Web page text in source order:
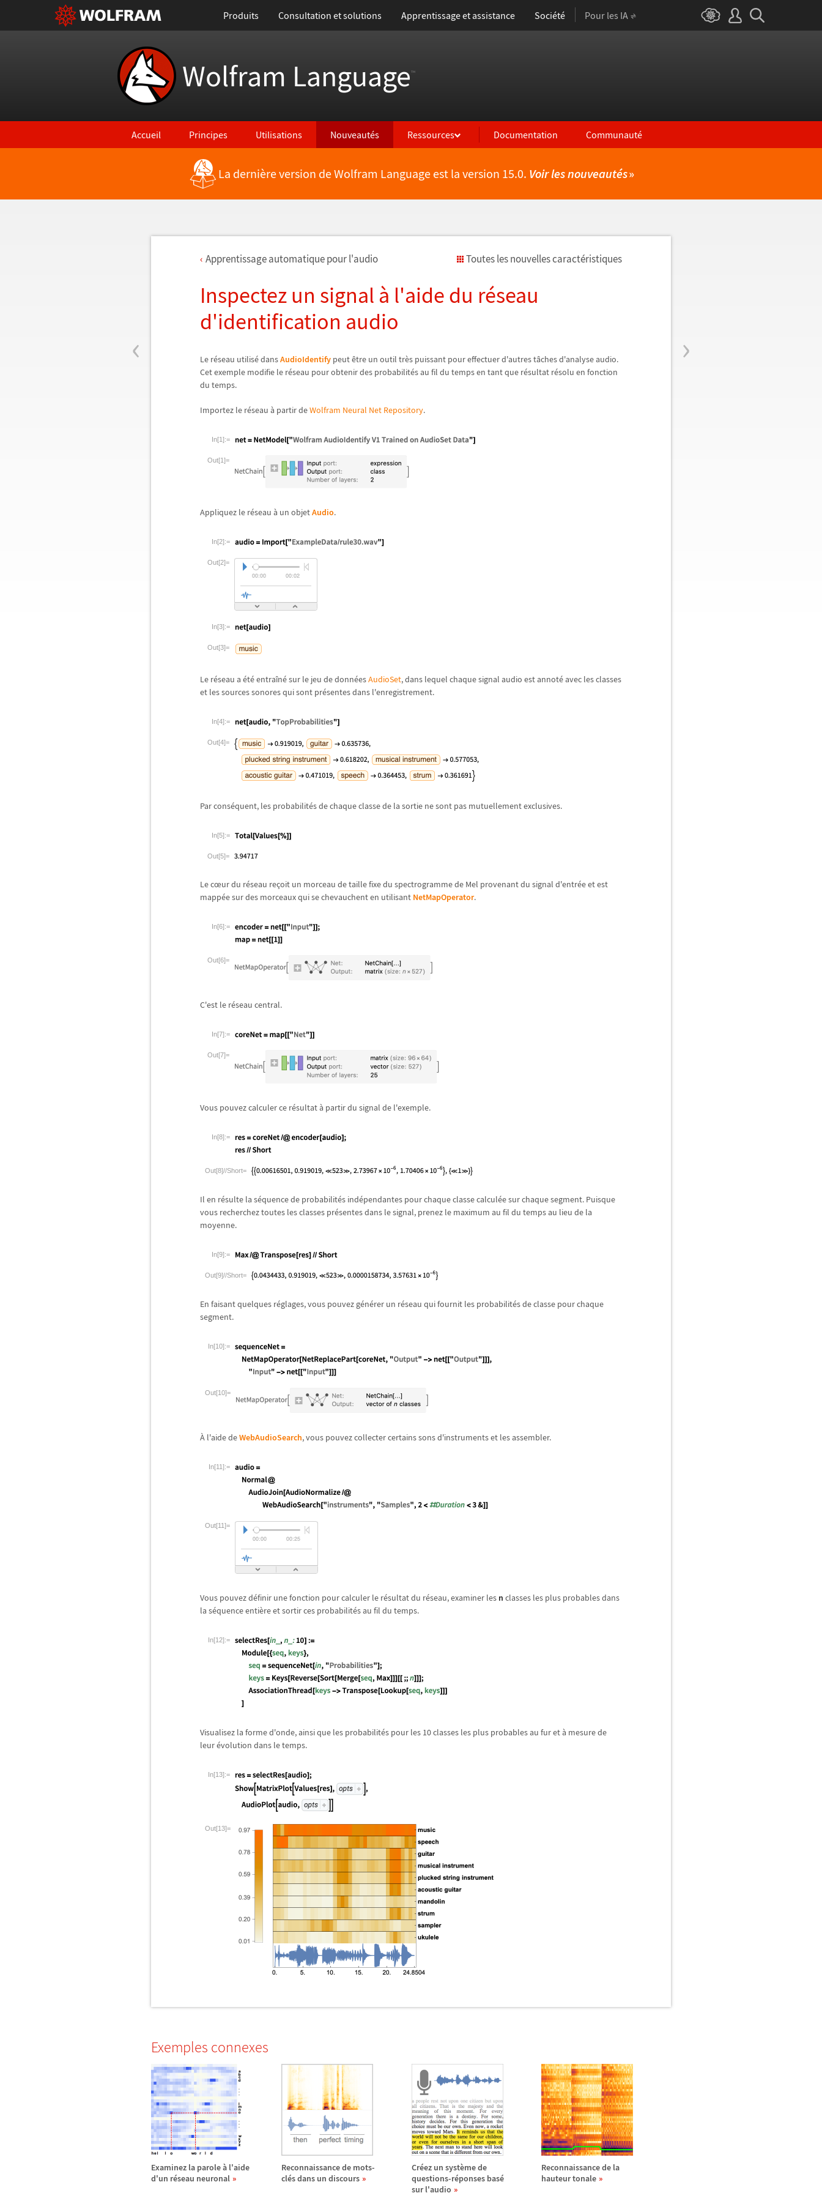
Produits Consultation et solutions Apprentissage et assistance Société Pour les IA
Wolfram Language™
Accueil Principes Utilisations Nouveautés Ressources Documentation Communauté
La dernière version de Wolfram Language est la version 15.0. Voir les nouveautés»
‹ ›
Apprentissage automatique pour l'audio Toutes les nouvelles caractéristiques
Inspectez un signal à l'aide du réseau
d'identification audio
Le réseau utilisédansAudioIdentify peutêtre un outil très puissant pour effectuer d'autres tâches d'analyse audio.
Cet exemple modifie le réseau pour obtenir des probabilités au fil du temps en tant que résultat résolu en fonction
du temps.
Importez le réseau à partir deWolfram Neural Net Repository.
In[1]:=
Out[1]=
Appliquez le réseau à un objetAudio.
In[2]:=
Out[2]=
In[3]:=
Out[3]=
Le réseau a étéentraînésur le jeu de donnéesAudioSet, dans lequel chaque signal audio est annotéavec les classes
et les sources sonores qui sont présentes dans l'enregistrement.
In[4]:=
Out[4]=
Par conséquent, les probabilités de chaque classe de la sortie ne sont pas mutuellement exclusives.
In[5]:=
Out[5]=
Le cœur du réseau reçoit un morceau de taille fixe du spectrogramme de Mel provenant du signal d'entrée et est
mappée sur des morceaux qui se chevauchent en utilisant NetMapOperator.
In[6]:=
Out[6]=
C'est le réseau central.
In[7]:=
Out[7]=
Vous pouvez calculer ce résultatà partir du signal de l'exemple.
In[8]:=
Out[8]//Short=
Il en résulte la séquence de probabilités indépendantes pour chaque classe calculée sur chaque segment. Puisque
vous recherchez toutes les classes présentes dans le signal, prenez le maximum au fil du temps au lieu de la
moyenne.
In[9]:=
Out[9]//Short=
En faisant quelques réglages, vous pouvez générer un réseau qui fournit les probabilités de classe pour chaque
segment.
In[10]:=
Out[10]=
À l'aide deWebAudioSearch, vous pouvez collecter certains sons d'instruments et les assembler.
In[11]:=
Out[11]=
Vous pouvez définir une fonction pour calculer le résultat du réseau, examiner les n classes les plus probables dans
la séquence entière et sortir ces probabilités au fil du temps.
In[12]:=
Visualisez la forme d'onde, ainsi que les probabilités pour les 10 classes les plus probables au fur età mesure de
leurévolution dans le temps.
In[13]:=
Out[13]=
Exemples connexes
Examinez la paroleà l'aide
d'un réseau neuronal
Reconnaissance de mots-
clés dans un discours
Créez un système de
questions-réponses basé
sur l'audio
Reconnaissance de la
hauteur tonale